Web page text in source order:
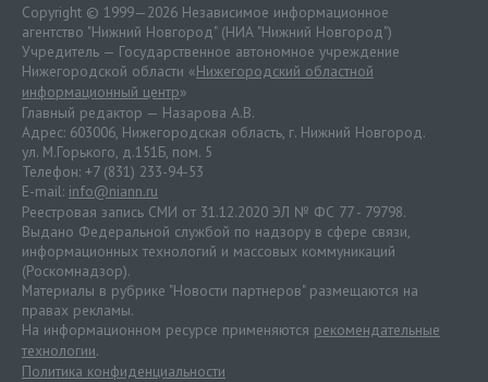
Copyright © 1999—2026 Независимое информационное
агентство "Нижний Новгород" (НИА "Нижний Новгород")
Учредитель — Государственное автономное учреждение
Нижегородской области «Нижегородский областной
информационный центр»
Главный редактор — Назарова А.В.
Адрес: 603006, Нижегородская область, г. Нижний Новгород.
ул. М.Горького, д.151Б, пом. 5
Телефон: +7 (831) 233-94-53
E-mail: info@niann.ru
Реестровая запись СМИ от 31.12.2020 ЭЛ № ФС 77 - 79798.
Выдано Федеральной службой по надзору в сфере связи,
информационных технологий и массовых коммуникаций
(Роскомнадзор).
Материалы в рубрике "Новости партнеров" размещаются на
правах рекламы.
На информационном ресурсе применяются рекомендательные
технологии.
Политика конфиденциальности